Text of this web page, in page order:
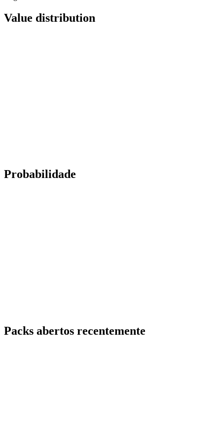
Value distribution
Probabilidade
Packs abertos recentemente